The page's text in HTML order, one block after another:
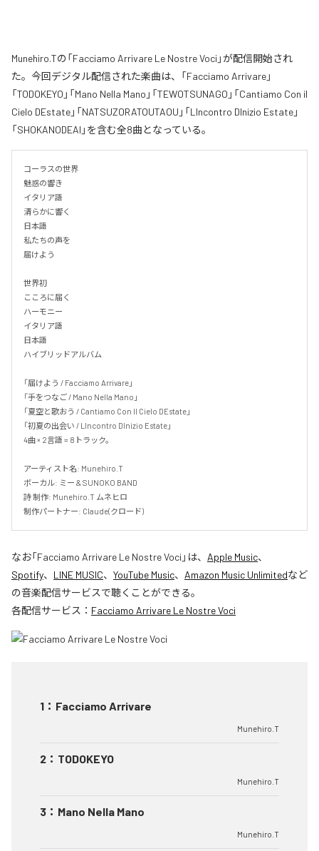
Munehiro.Tの「Facciamo Arrivare Le Nostre Voci」が配信開始され
た。今回デジタル配信された楽曲は、「Facciamo Arrivare」
「TODOKEYO」「Mano Nella Mano」「TEWOTSUNAGO」「Cantiamo Con il
Cielo DEstate」「NATSUZORATOUTAOU」「LIncontro DInizio Estate」
「SHOKANODEAI」を含む全8曲となっている。
コーラスの世界
魅惑の響き
イタリア語
清らかに響く
日本語
私たちの声を
届けよう
世界初
こころに届く
ハーモニー
イタリア語
日本語
ハイブリッドアルバム
「届けよう / Facciamo Arrivare」
「手をつなご / Mano Nella Mano」
「夏空と歌おう / Cantiamo Con Il Cielo DEstate」
「初夏の出会い / LIncontro DInizio Estate」
4曲 × 2言語 = 8トラック。
アーティスト名: Munehiro.T
ボーカル: ミー & SUNOKO BAND
詩 制作: Munehiro.T ムネヒロ
制作パートナー: Claude(クロード)
なお「Facciamo Arrivare Le Nostre Voci 」は、 Apple Music、
Spotify、 LINE MUSIC、 YouTube Music、 Amazon Music Unlimitedなど
の音楽配信サービスで聴くことができる。
各配信サービス： Facciamo Arrivare Le Nostre Voci
1 ： Facciamo Arrivare
Munehiro.T
2 ： TODOKEYO
Munehiro.T
3 ： Mano Nella Mano
Munehiro.T